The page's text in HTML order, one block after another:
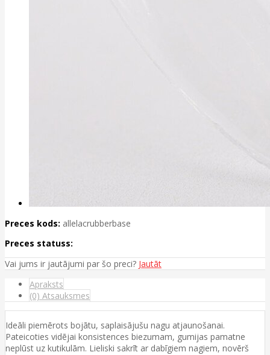
Preces kods: allelacrubberbase
Preces statuss:
Vai jums ir jautājumi par šo preci? Jautāt
Apraksts
(0) Atsauksmes
Ideāli piemērots bojātu, saplaisājušu nagu atjaunošanai.
Pateicoties vidējai konsistences biezumam, gumijas pamatne
neplūst uz kutikulām. Lieliski sakrīt ar dabīgiem nagiem, novērš